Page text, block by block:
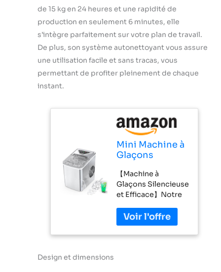
de 15 kg en 24 heures et une rapidité de
production en seulement 6 minutes, elle
s’intègre parfaitement sur votre plan de travail.
De plus, son système autonettoyant vous assure
une utilisation facile et sans tracas, vous
permettant de profiter pleinement de chaque
instant.
Mini Machine à
Glaçons
15kg/24h, Plan
de Travail
Compact pour
Machine à
Glaçons,
Machine à
Glaçons Rapide
【Machine à
Glaçons Silencieuse
et Efficace】Notre
est équipée du
compresseur le
plus moderne, qui
Design et dimensions